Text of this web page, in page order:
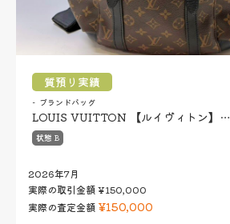
質預り実績
ブランドバッグ
LOUIS VUITTON 【ルイヴィトン】…
状態 B
2026年7月
実際の取引金額¥150,000
実際の査定金額 ¥150,000